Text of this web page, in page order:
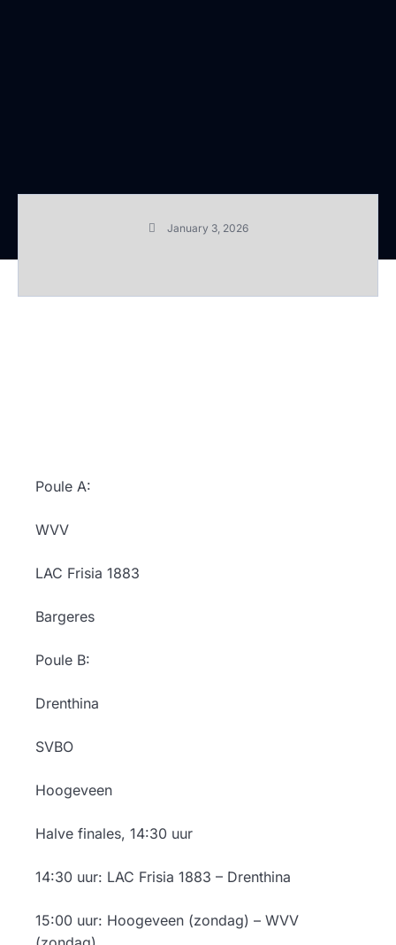
January 3, 2026
Poule A:
WVV
LAC Frisia 1883
Bargeres
Poule B:
Drenthina
SVBO
Hoogeveen
Halve finales, 14:30 uur
14:30 uur: LAC Frisia 1883 – Drenthina
15:00 uur: Hoogeveen (zondag) – WVV